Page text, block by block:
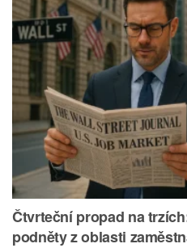
Čtvrteční propad na
podněty z oblasti